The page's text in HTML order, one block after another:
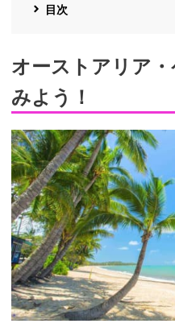
目次
オーストアリア
みよう！